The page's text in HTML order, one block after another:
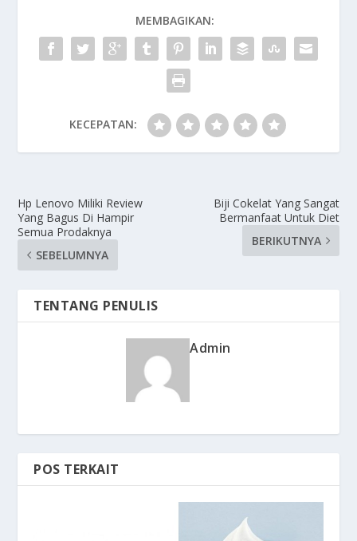
MEMBAGIKAN:
KECEPATAN:
Hp Lenovo Miliki Review
Yang Bagus Di Hampir
Semua Prodaknya
SEBELUMNYA
Biji Cokelat Yang Sangat
Bermanfaat Untuk Diet
BERIKUTNYA
TENTANG PENULIS
Admin
POS TERKAIT